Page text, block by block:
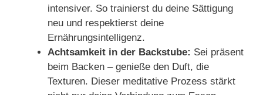
intensiver. So trainierst du deine Sättigung
neu und respektierst deine
Ernährungsintelligenz.
Achtsamkeit in der Backstube: Sei präsent
beim Backen – genieße den Duft, die
Texturen. Dieser meditative Prozess stärkt